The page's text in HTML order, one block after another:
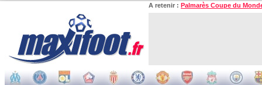
A retenir : Palmarès Coupe du